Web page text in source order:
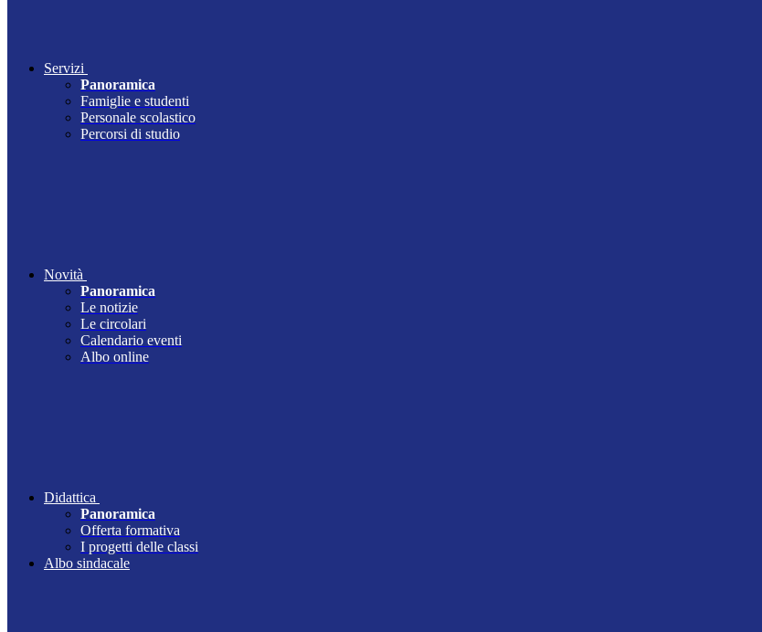
Servizi
Panoramica
Famiglie e studenti
Personale scolastico
Percorsi di studio
Novità
Panoramica
Le notizie
Le circolari
Calendario eventi
Albo online
Didattica
Panoramica
Offerta formativa
I progetti delle classi
Albo sindacale